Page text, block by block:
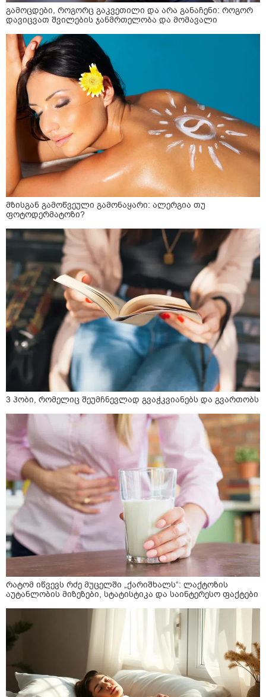
გამოცდები, როგორც გაკვეთილი და არა განაჩენი: როგორ
დავიცვათ შვილების ჯანმრთელობა და მომავალი
მზისგან გამოწვეული გამონაყარი: ალერგია თუ
ფოტოდერმატოზი?
3 ჰობი, რომელიც შეუმჩნევლად გვაჭკვიანებს და გვართობს
რატომ იწვევს რძე მუცელში „ქარიშხალს“: ლაქტოზის
აუტანლობის მიზეზები, სტატისტიკა და საინტერესო ფაქტები